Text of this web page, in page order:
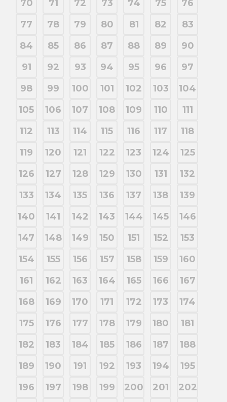
70
71 72 73 74 75
76
77
78 79 80 81 82
83
84
85 86 87 88 89
90
91
92 93 94 95 96
97
98
99 100 101 102 103
104
105
106 107 108 109 110
111
112
113 114 115 116 117
118
119
120 121 122 123 124
125
126
127 128 129 130 131
132
133
134 135 136 137 138
139
140
141 142 143 144 145
146
147
148 149 150 151 152
153
154
155 156 157 158 159
160
161
162 163 164 165 166
167
168
169 170 171 172 173
174
175
176 177 178 179 180
181
182
183 184 185 186 187
188
189
190 191 192 193 194
195
196
197 198 199 200 201
202